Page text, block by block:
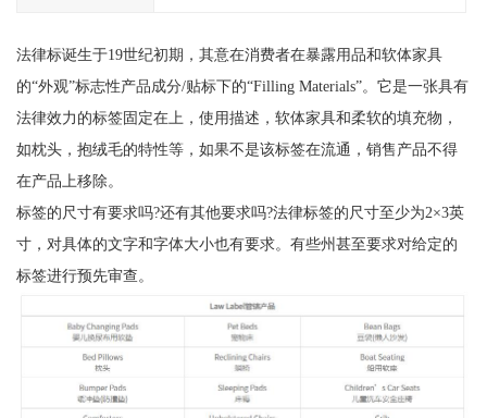
法律标诞生于19世纪初期，其意在消费者在暴露用品和软体家具
的“外观”标志性产品成分/贴标下的“Filling Materials”。它是一张具有
法律效力的标签固定在上，使用描述，软体家具和柔软的填充物，
如枕头，抱绒毛的特性等，如果不是该标签在流通，销售产品不得
在产品上移除。
标签的尺寸有要求吗?还有其他要求吗?法律标签的尺寸至少为2×3英
寸，对具体的文字和字体大小也有要求。有些州甚至要求对给定的
标签进行预先审查。